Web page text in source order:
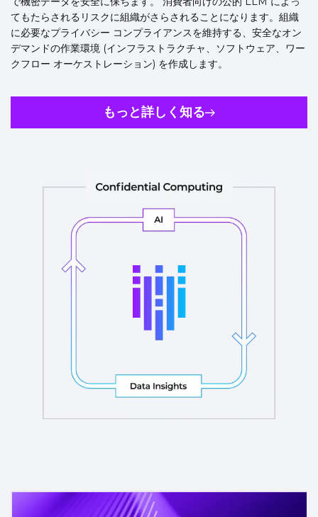
てもたらされるリスクに組織がさらされることになります。組織
に必要なプライバシー コンプライアンスを維持する、安全なオン
デマンドの作業環境 (インフラストラクチャ、ソフトウェア、ワー
クフロー オーケストレーション) を作成します。
もっと詳しく知る